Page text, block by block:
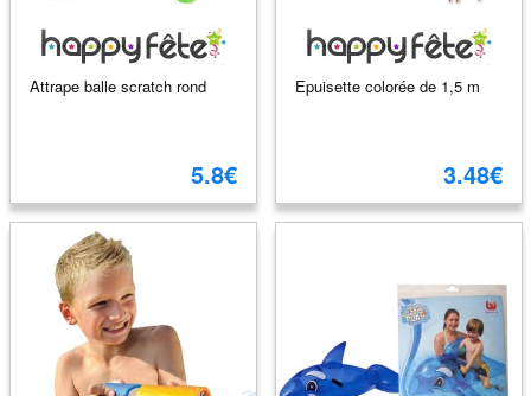
Attrape balle scratch rond
5.8€
Epuisette colorée de 1,5 m
3.48€